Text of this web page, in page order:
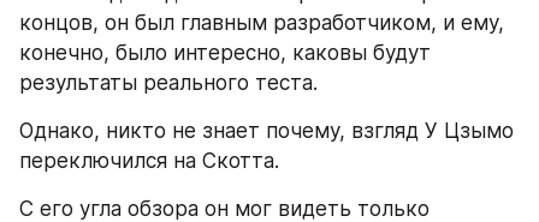
концов, он был главным разработчиком, и ему,
конечно, было интересно, каковы будут
результаты реального теста.
Однако, никто не знает почему, взгляд У Цзымо
переключился на Скотта.
С его угла обзора он мог видеть только